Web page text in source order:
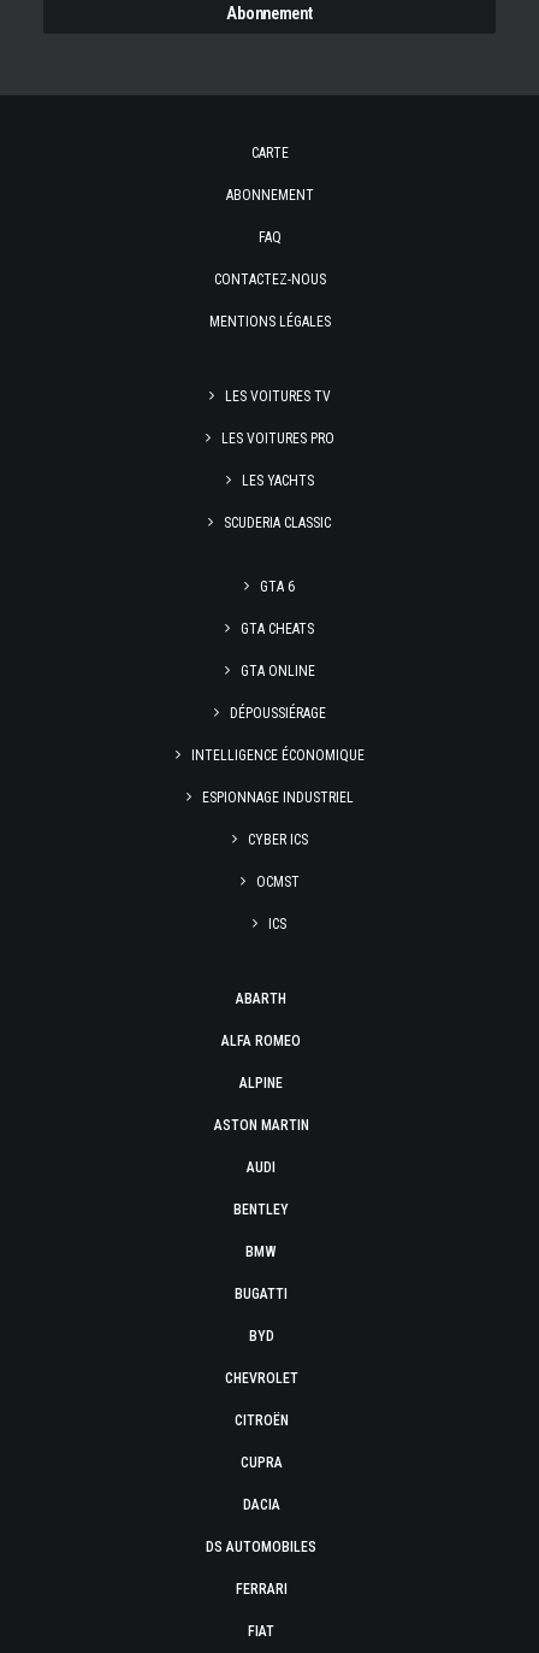
CARTE
ABONNEMENT
FAQ
CONTACTEZ-NOUS
MENTIONS LÉGALES
LES VOITURES TV
LES VOITURES PRO
LES YACHTS
SCUDERIA CLASSIC
GTA 6
GTA CHEATS
GTA ONLINE
DÉPOUSSIÉRAGE
INTELLIGENCE ÉCONOMIQUE
ESPIONNAGE INDUSTRIEL
CYBER ICS
OCMST
ICS
ABARTH
ALFA ROMEO
ALPINE
ASTON MARTIN
AUDI
BENTLEY
BMW
BUGATTI
BYD
CHEVROLET
CITROËN
CUPRA
DACIA
DS AUTOMOBILES
FERRARI
FIAT